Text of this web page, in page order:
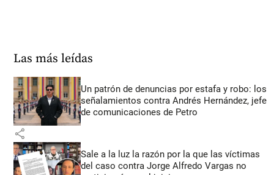
Las más leídas
Un patrón de denuncias por estafa y robo: los
señalamientos contra Andrés Hernández, jefe
de comunicaciones de Petro
share
Sale a la luz la razón por la que las víctimas
del caso contra Jorge Alfredo Vargas no